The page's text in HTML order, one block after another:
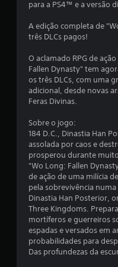
para a PS4™ e a versão
A edição completa de
três DLCs pagos!
O aclamado RPG de
Fallen Dynasty" tem
os três DLCs, com uma
adicional, desde novas
Feras Divinas.
Sobre o jogo:
184 D.C., Dinastia Han
assolada por caos e
prosperou durante
"Wo Long: Fallen
de ação de uma milícia
pela sobrevivência
Dinastia Han Posterior,
Three Kingdoms.
mortíferos e guerreiros
espadas e versados em
probabilidades para
Das profundezas da